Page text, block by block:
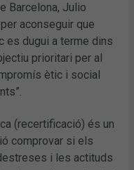
Barcelona, Julio
aconseguir que
es dugui a terme dins
prioritari per al
ètic i social
(recertificació) és un
comprovar si els
i les actituds